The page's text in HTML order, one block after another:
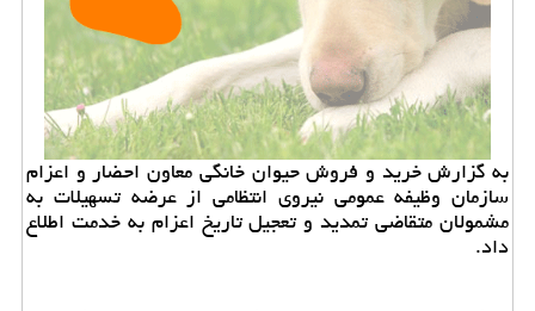
به گزارش خرید و فروش حیوان خانگی معاون احضار و اعزام
سازمان وظیفه عمومی نیروی انتظامی از عرضه تسهیلات به
مشمولان متقاضی تمدید و تعجیل تاریخ اعزام به خدمت اطلاع
داد.